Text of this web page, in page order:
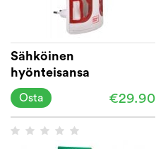
Sähköinen
hyönteisansa
"sisätiloihin" Swissinno
€29.90
Osta